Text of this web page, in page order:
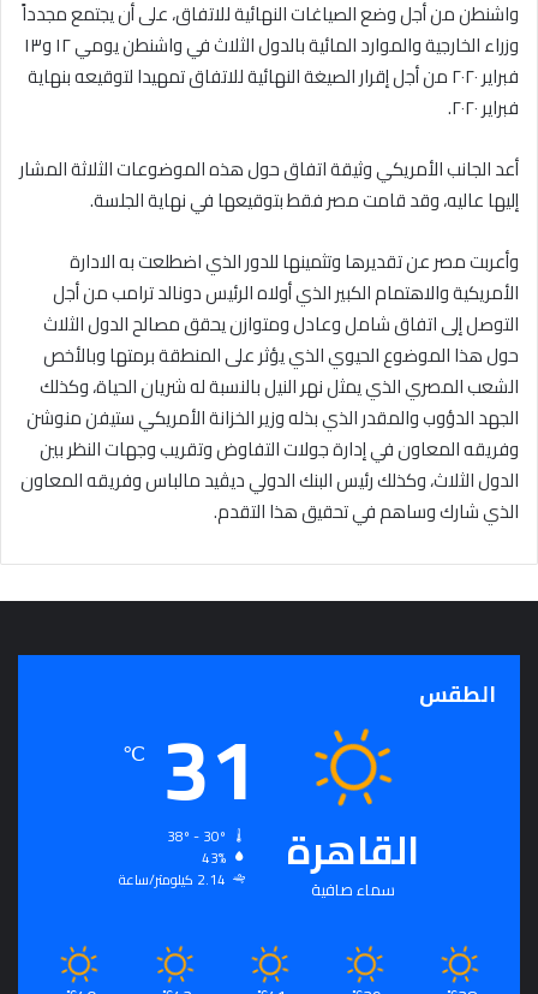
واشنطن من أجل وضع الصياغات النهائية للاتفاق، على أن يجتمع مجدداً
وزراء الخارجية والموارد المائية بالدول الثلاث في واشنطن يومي ١٢ و١٣
فبراير ٢٠٢٠ من أجل إقرار الصيغة النهائية للاتفاق تمهيدا لتوقيعه بنهاية
فبراير ٢٠٢٠.
أعد الجانب الأمريكي وثيقة اتفاق حول هذه الموضوعات الثلاثة المشار
إليها عاليه، وقد قامت مصر فقط بتوقيعها في نهاية الجلسة.
وأعربت مصر عن تقديرها وتثمينها للدور الذي اضطلعت به الادارة
الأمريكية والاهتمام الكبير الذي أولاه الرئيس دونالد ترامب من أجل
التوصل إلى اتفاق شامل وعادل ومتوازن يحقق مصالح الدول الثلاث
حول هذا الموضوع الحيوي الذي يؤثر على المنطقة برمتها وبالأخص
الشعب المصري الذي يمثل نهر النيل بالنسبة له شريان الحياة، وكذلك
الجهد الدؤوب والمقدر الذي بذله وزير الخزانة الأمريكي ستيفن منوشن
وفريقه المعاون في إدارة جولات التفاوض وتقريب وجهات النظر بين
الدول الثلاث، وكذلك رئيس البنك الدولي ديڤيد مالباس وفريقه المعاون
الذي شارك وساهم في تحقيق هذا التقدم.
الطقس
القاهرة
سماء صافية
31
℃
43%
2.14 كيلومتر/ساعة